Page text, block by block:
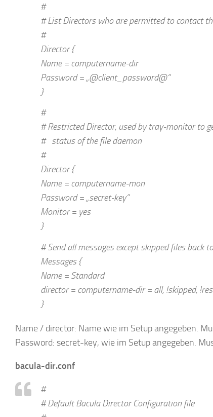
#
# List Directors who are permitted to contact
#
Director {
Name = computername-dir
Password = „@client_password@“
}
#
# Restricted Director, used by tray-monitor to
# status of the file daemon
#
Director {
Name = computername-mon
Password = „secret-key“
Monitor = yes
}
# Send all messages except skipped files back
Messages {
Name = Standard
director = computername-dir = all, !skipped,
}
Name / director: Name wie im Setup angegeben.
Password: secret-key, wie im Setup angegeben.
bacula-dir.conf
#
# Default Bacula Director Configuration file